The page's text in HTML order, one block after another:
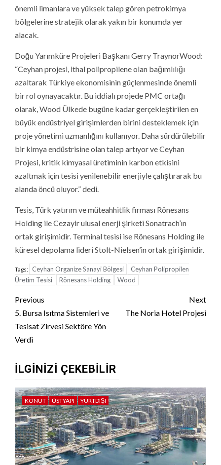
önemli limanlara ve yüksek talep gören petrokimya
bölgelerine stratejik olarak yakın bir konumda yer
alacak.
Doğu Yarımküre Projeleri Başkanı Gerry TraynorWood:
“Ceyhan projesi, ithal polipropilene olan bağımlılığı
azaltarak Türkiye ekonomisinin güçlenmesinde önemli
bir rol oynayacaktır. Bu iddialı projede PMC ortağı
olarak, Wood Ülkede bugüne kadar gerçekleştirilen en
büyük endüstriyel girişimlerden birini desteklemek için
proje yönetimi uzmanlığını kullanıyor. Daha sürdürülebilir
bir kimya endüstrisine olan talep artıyor ve Ceyhan
Projesi, kritik kimyasal üretiminin karbon etkisini
azaltmak için tesisi yenilenebilir enerjiyle çalıştırarak bu
alanda öncü oluyor.” dedi.
Tesis, Türk yatırım ve müteahhitlik firması Rönesans
Holding ile Cezayir ulusal enerji şirketi Sonatrach’ın
ortak girişimidir. Terminal tesisi ise Rönesans Holding ile
küresel depolama lideri Stolt-Nielsen’in ortak girişimidir.
Tags: Ceyhan Organize Sanayi Bölgesi
Ceyhan Polipropilen
Üretim Tesisi
Rönesans Holding Wood
Continue
Reading
Previous
5. Bursa Isıtma Sistemleri ve
Tesisat Zirvesi Sektöre Yön
Verdi
Next
The Noria Hotel Projesi
İLGINIZI ÇEKEBILIR
KONUT ÜSTYAPI YURTDIŞI